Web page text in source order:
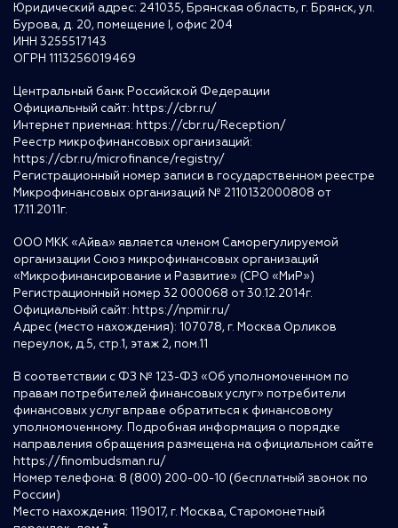
Юридический адрес: 241035, Брянская область, г. Брянск, ул.
Бурова, д. 20, помещение I, офис 204
ИНН 3255517143
ОГРН 1113256019469
Центральный банк Российской Федерации
Официальный сайт: https://cbr.ru/
Интернет приемная: https://cbr.ru/Reception/
Реестр микрофинансовых организаций:
https://cbr.ru/microfinance/registry/
Регистрационный номер записи в государственном реестре
Микрофинансовых организаций № 2110132000808 от
17.11.2011г.
ООО МКК «Айва» является членом Саморегулируемой
организации Союз микрофинансовых организаций
«Микрофинансирование и Развитие» (СРО «МиР»)
Регистрационный номер 32 000068 от 30.12.2014г.
Официальный сайт: https://npmir.ru/
Адрес (место нахождения): 107078, г. Москва Орликов
переулок, д.5, стр.1, этаж 2, пом.11
В соответствии с ФЗ № 123-ФЗ «Об уполномоченном по
правам потребителей финансовых услуг» потребители
финансовых услуг вправе обратиться к финансовому
уполномоченному. Подробная информация о порядке
направления обращения размещена на официальном сайте
https://finombudsman.ru/
Номер телефона: 8 (800) 200-00-10 (бесплатный звонок по
России)
Место нахождения: 119017, г. Москва, Старомонетный